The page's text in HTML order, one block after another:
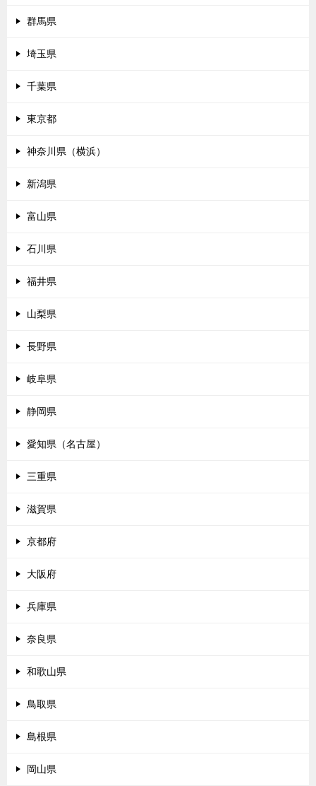
群馬県
埼玉県
千葉県
東京都
神奈川県（横浜）
新潟県
富山県
石川県
福井県
山梨県
長野県
岐阜県
静岡県
愛知県（名古屋）
三重県
滋賀県
京都府
大阪府
兵庫県
奈良県
和歌山県
鳥取県
島根県
岡山県